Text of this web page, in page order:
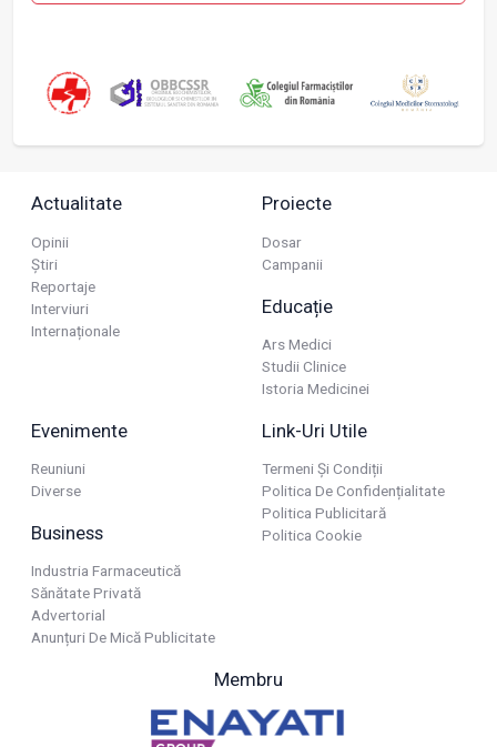
Actualitate
Opinii
Știri
Reportaje
Interviuri
Internaționale
Proiecte
Dosar
Campanii
Educație
Ars Medici
Studii Clinice
Istoria Medicinei
Evenimente
Reuniuni
Diverse
Business
Industria Farmaceutică
Sănătate Privată
Advertorial
Anunțuri De Mică Publicitate
Link-Uri Utile
Termeni Și Condiții
Politica De Confidențialitate
Politica Publicitară
Politica Cookie
Membru